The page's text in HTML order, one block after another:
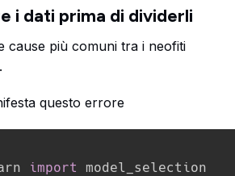
i dati prima di dividerli
cause più comuni tra i neofiti
questo errore
import